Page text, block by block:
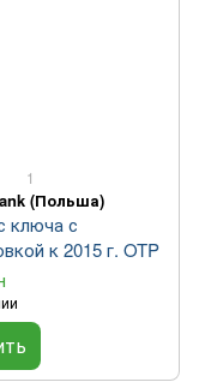
1
(Польша)
ключа с
к 2015 г. OTP